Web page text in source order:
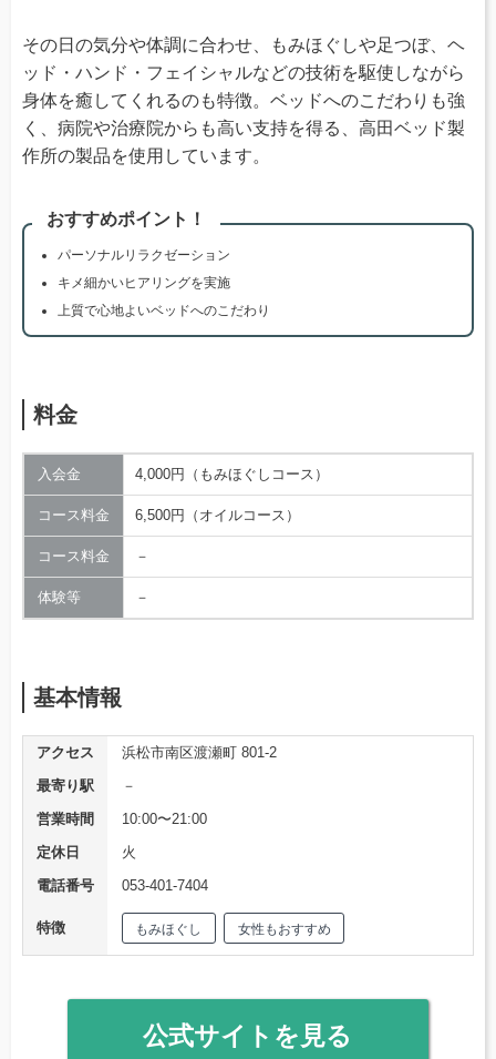
その日の気分や体調に合わせ、もみほぐしや足つぼ、ヘ
ッド・ハンド・フェイシャルなどの技術を駆使しながら
身体を癒してくれるのも特徴。ベッドへのこだわりも強
く、病院や治療院からも高い支持を得る、高田ベッド製
作所の製品を使用しています。
おすすめポイント！
パーソナルリラクゼーション
キメ細かいヒアリングを実施
上質で心地よいベッドへのこだわり
料金
入会金 4,000円（もみほぐしコース）
コース料金 6,500円（オイルコース）
コース料金 －
体験等 －
基本情報
アクセス
浜松市南区渡瀬町 801-2
最寄り駅
－
営業時間
10:00〜21:00
定休日
火
電話番号
053-401-7404
特徴 もみほぐし 女性もおすすめ
公式サイトを見る